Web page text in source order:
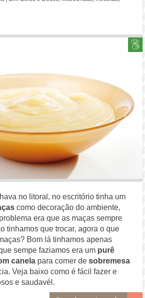
no litoral, no escritório tinha um
como decoração do ambiente,
era que as maças sempre
tinhamos que trocar, agora o que
Bom lá tinhamos apenas
sempe faziamos era um purê
canela para comer desobremesa
Veja baixo como é fácil fazer e
e saudavél.